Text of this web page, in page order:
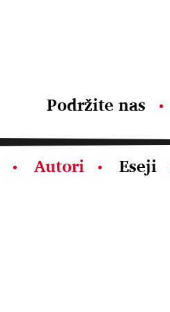
Podržite nas
Autori Eseji